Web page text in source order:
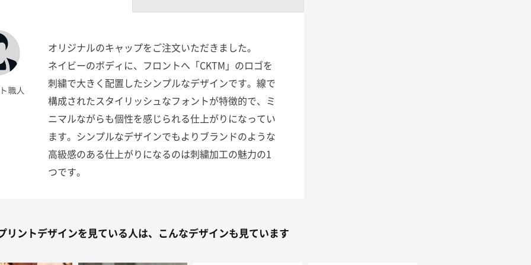
オリジナルのキャップをご注文いただきました。
ネイビーのボディに、フロントへ「CKTM」のロゴを
刺繍で大きく配置したシンプルなデザインです。線で
構成されたスタイリッシュなフォントが特徴的で、ミ
ニマルながらも個性を感じられる仕上がりになってい
ます。シンプルなデザインでもよりブランドのような
高級感のある仕上がりになるのは刺繍加工の魅力の1
つです。
リントデザインを見ている人は、こんなデザインも見ています